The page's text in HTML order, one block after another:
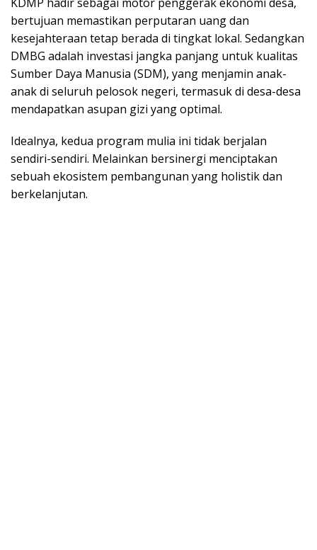
bertujuan memastikan perputaran uang dan
kesejahteraan tetap berada di tingkat lokal. Sedangkan
DMBG adalah investasi jangka panjang untuk kualitas
Sumber Daya Manusia (SDM), yang menjamin anak-
anak di seluruh pelosok negeri, termasuk di desa-desa
mendapatkan asupan gizi yang optimal.
Idealnya, kedua program mulia ini tidak berjalan
sendiri-sendiri. Melainkan bersinergi menciptakan
sebuah ekosistem pembangunan yang holistik dan
berkelanjutan.